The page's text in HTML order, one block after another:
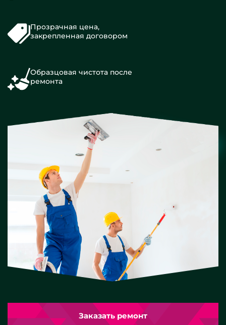
Прозрачная цена,
закрепленная договором
Образцовая чистота после
ремонта
Заказать ремонт